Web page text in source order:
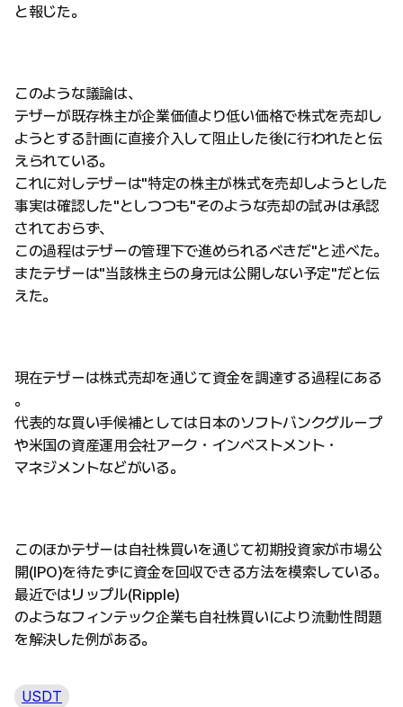
と報じた。
このような議論は、
テザーが既存株主が企業価値より低い価格で株式を売却し
ようとする計画に直接介入して阻止した後に行われたと伝
えられている。
これに対しテザーは"特定の株主が株式を売却しようとした
事実は確認した"としつつも"そのような売却の試みは承認
されておらず、
この過程はテザーの管理下で進められるべきだ"と述べた。
またテザーは"当該株主らの身元は公開しない予定"だと伝
えた。
現在テザーは株式売却を通じて資金を調達する過程にある
。
代表的な買い手候補としては日本のソフトバンクグループ
や米国の資産運用会社アーク・インベストメント・
マネジメントなどがいる。
このほかテザーは自社株買いを通じて初期投資家が市場公
開(IPO)を待たずに資金を回収できる方法を模索している。
最近ではリップル(Ripple)
のようなフィンテック企業も自社株買いにより流動性問題
を解決した例がある。
USDT